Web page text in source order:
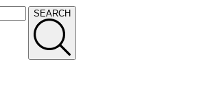
SEARCH